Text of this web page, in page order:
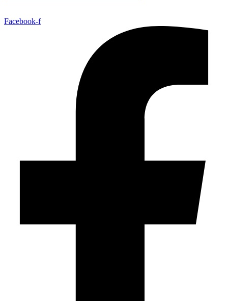
Facebook-f